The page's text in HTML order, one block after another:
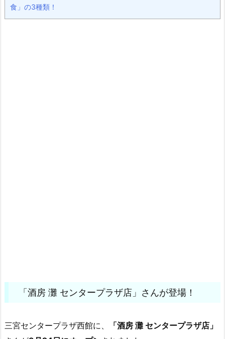
食」の3種類！
「酒房 灘 センタープラザ店」さんが登場！
三宮センタープラザ西館に、
「酒房 灘 センタープラザ店」